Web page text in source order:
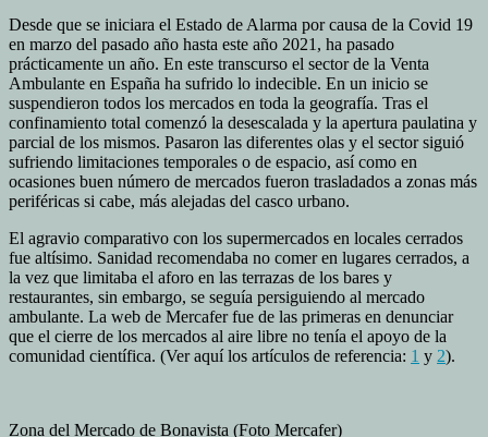
Desde que se iniciara el Estado de Alarma por causa de la Covid 19
en marzo del pasado año hasta este año 2021, ha pasado
prácticamente un año. En este transcurso el sector de la Venta
Ambulante en España ha sufrido lo indecible. En un inicio se
suspendieron todos los mercados en toda la geografía. Tras el
confinamiento total comenzó la desescalada y la apertura paulatina y
parcial de los mismos. Pasaron las diferentes olas y el sector siguió
sufriendo limitaciones temporales o de espacio, así como en
ocasiones buen número de mercados fueron trasladados a zonas más
periféricas si cabe, más alejadas del casco urbano.
El agravio comparativo con los supermercados en locales cerrados
fue altísimo. Sanidad recomendaba no comer en lugares cerrados, a
la vez que limitaba el aforo en las terrazas de los bares y
restaurantes, sin embargo, se seguía persiguiendo al mercado
ambulante. La web de Mercafer fue de las primeras en denunciar
que el cierre de los mercados al aire libre no tenía el apoyo de la
comunidad científica. (Ver aquí los artículos de referencia: 1 y 2).
Zona del Mercado de Bonavista (Foto Mercafer)